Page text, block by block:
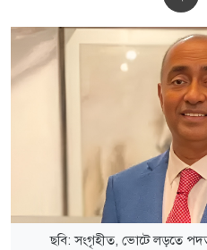
ছবি: সংগৃহীত, ভোটে লড়তে